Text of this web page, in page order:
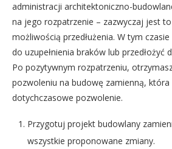
administracji architektoniczno-
na jego rozpatrzenie – zazwyczaj jest
możliwością przedłużenia. W tym
do uzupełnienia braków lub przedłożyć
Po pozytywnym rozpatrzeniu,
pozwoleniu na budowę zamienną, która
dotychczasowe pozwolenie.
Przygotuj projekt budowlany
wszystkie proponowane zmiany.